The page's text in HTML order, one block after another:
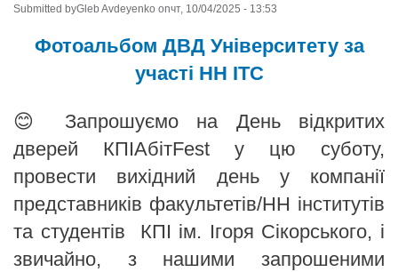
Submitted byGleb Avdeyenko onчт, 10/04/2025 - 13:53
Фотоальбом ДВД Університету за
участі НН ІТС
😊 Запрошуємо на День відкритих
дверей КПІАбітFest у цю суботу,
провести вихідний день у компанії
представників факультетів/НН інститутів
та студентів КПІ ім. Ігоря Сікорського, і
звичайно, з нашими запрошеними